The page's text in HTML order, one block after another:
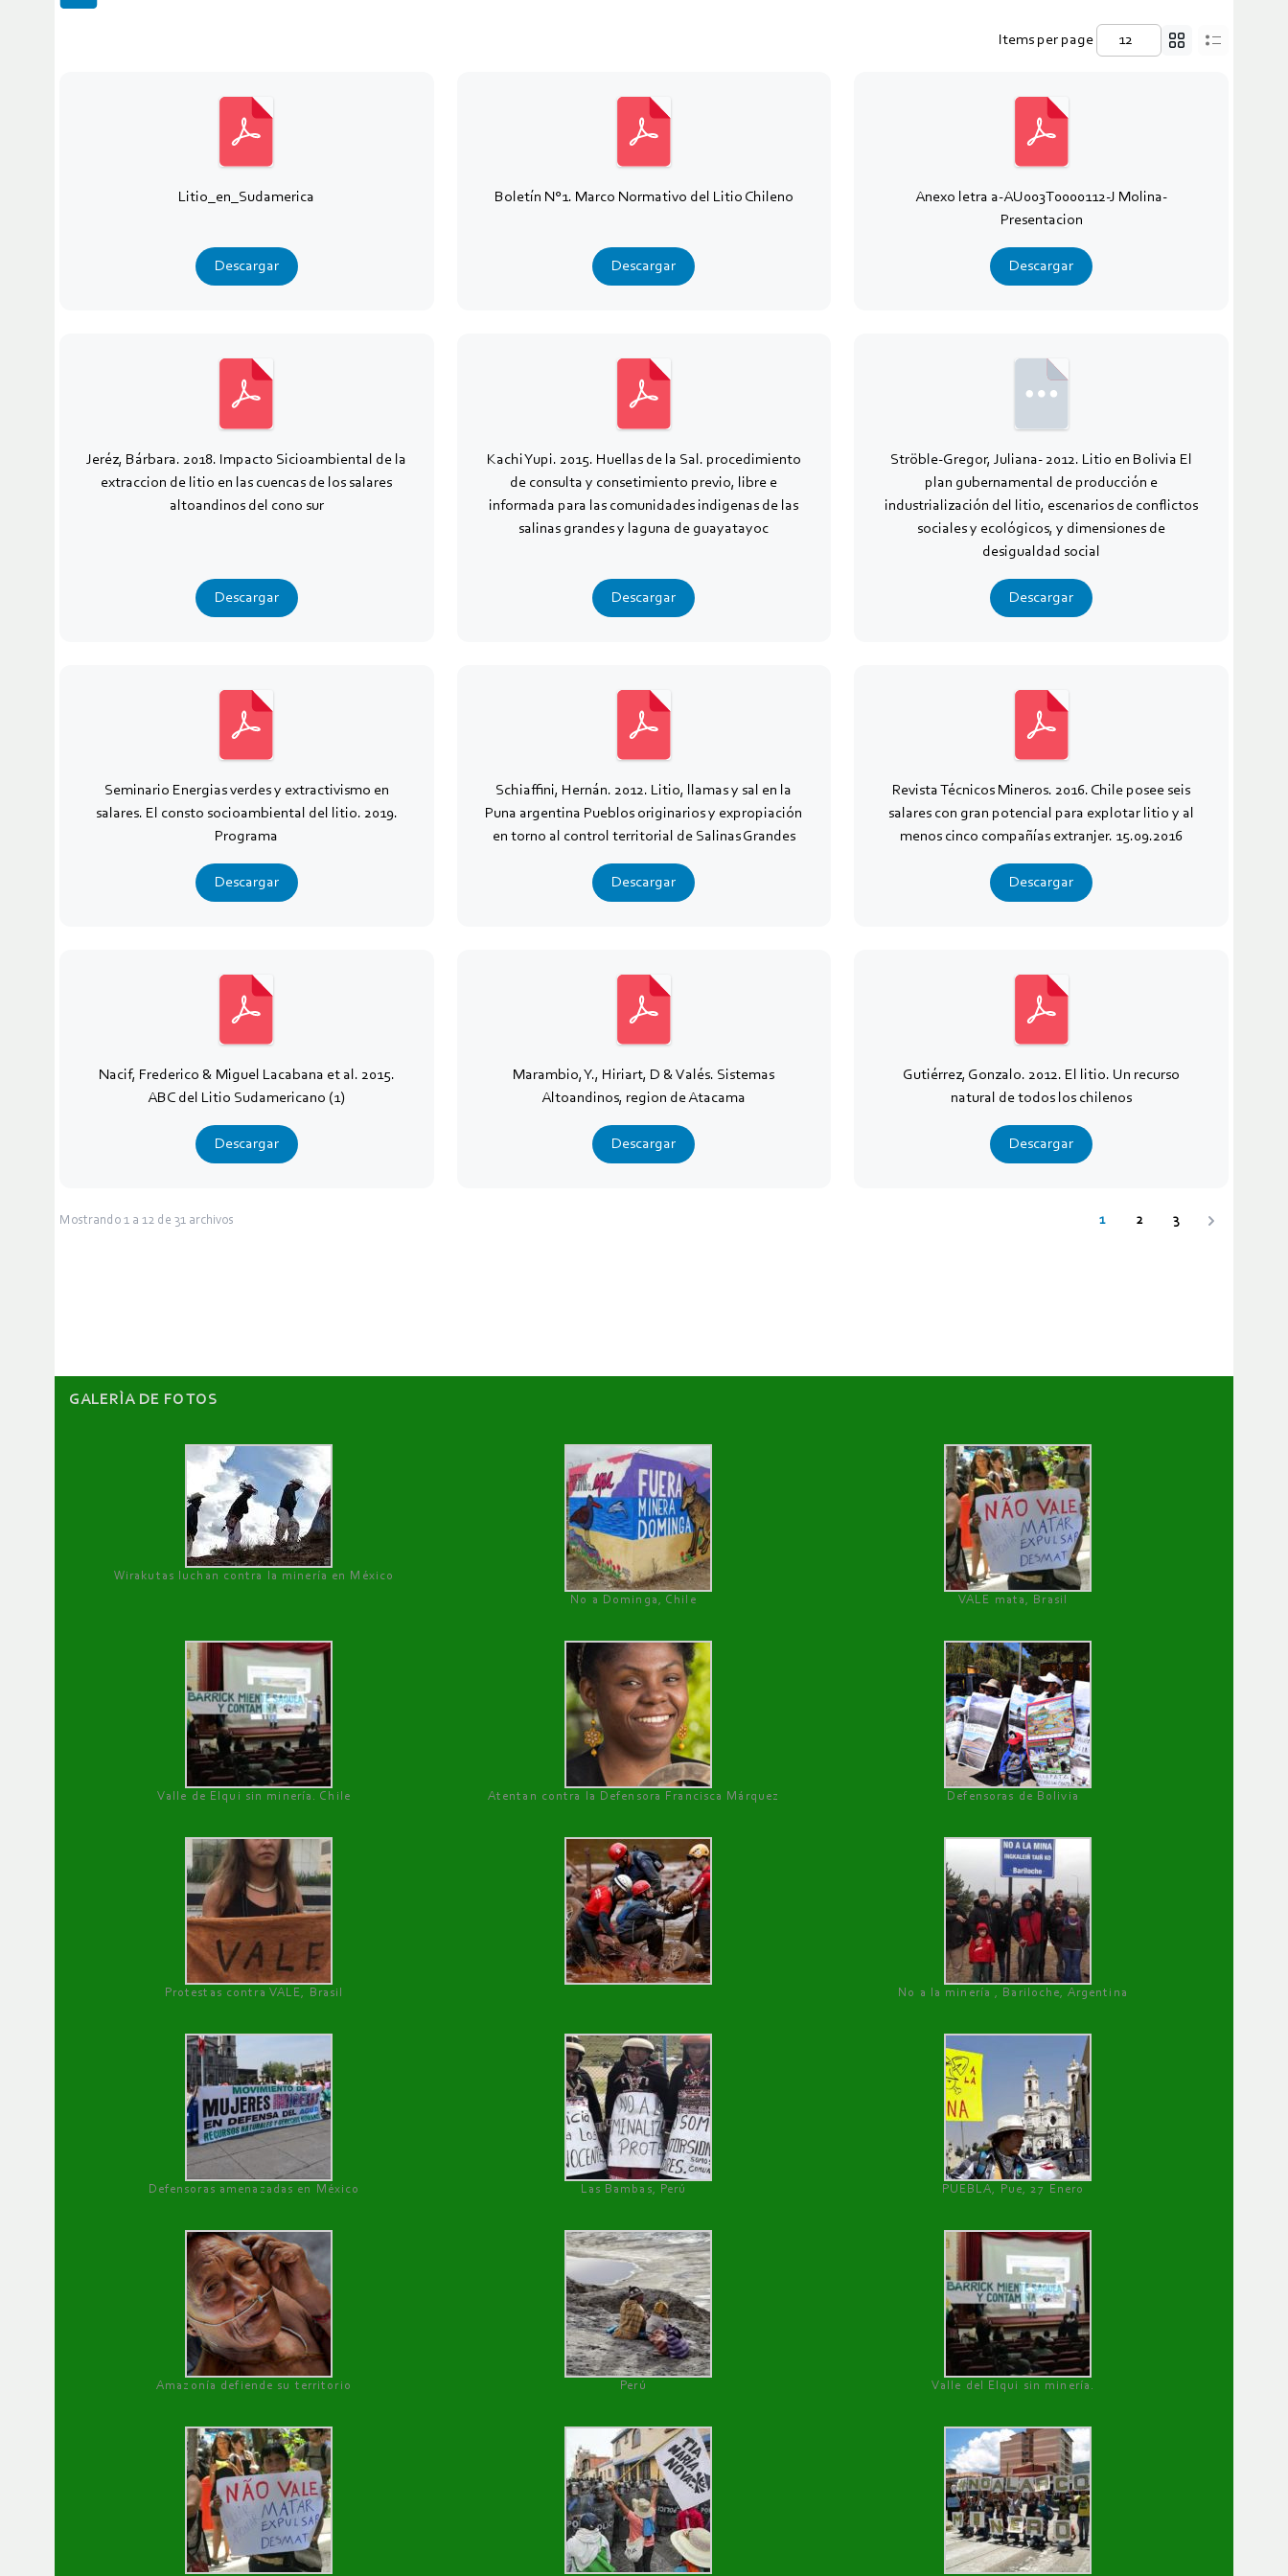
Items per page
Litio_en_Sudamerica
Descargar
Boletín N°1. Marco Normativo del Litio Chileno
Descargar
Anexo letra a-AU003T0000112-J Molina-
Presentacion
Descargar
Jeréz, Bárbara. 2018. Impacto Sicioambiental de la
extraccion de litio en las cuencas de los salares
altoandinos del cono sur
Descargar
Kachi Yupi. 2015. Huellas de la Sal. procedimiento
de consulta y consetimiento previo, libre e
informada para las comunidades indigenas de las
salinas grandes y laguna de guayatayoc
Descargar
Ströble-Gregor, Juliana- 2012. Litio en Bolivia El
plan gubernamental de producción e
industrialización del litio, escenarios de conflictos
sociales y ecológicos, y dimensiones de
desigualdad social
Descargar
Seminario Energias verdes y extractivismo en
salares. El consto socioambiental del litio. 2019.
Programa
Descargar
Schiaffini, Hernán. 2012. Litio, llamas y sal en la
Puna argentina Pueblos originarios y expropiación
en torno al control territorial de Salinas Grandes
Descargar
Revista Técnicos Mineros. 2016. Chile posee seis
salares con gran potencial para explotar litio y al
menos cinco compañías extranjer. 15.09.2016
Descargar
Nacif, Frederico & Miguel Lacabana et al. 2015.
ABC del Litio Sudamericano (1)
Descargar
Marambio, Y., Hiriart, D & Valés. Sistemas
Altoandinos, region de Atacama
Descargar
Gutiérrez, Gonzalo. 2012. El litio. Un recurso
natural de todos los chilenos
Descargar
Mostrando 1 a 12 de 31 archivos 1 2 3
GALERÌA DE FOTOS
Wirakutas luchan contra la minería en México
No a Dominga, Chile
VALE mata, Brasil
Valle de Elqui sin minería. Chile Atentan contra la Defensora Francisca Márquez Defensoras de Bolivia
Protestas contra VALE, Brasil No a la minería , Bariloche, Argentina
Defensoras amenazadas en México Las Bambas, Perú PUEBLA, Pue, 27 Enero
Amazonía defiende su territorio Perú Valle del Elqui sin minería.